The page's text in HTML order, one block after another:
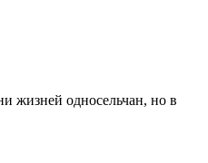
жизней односельчан, но в